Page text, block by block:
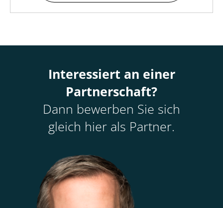
Interessiert an einer
Partnerschaft?
Dann bewerben Sie sich
gleich hier als Partner.